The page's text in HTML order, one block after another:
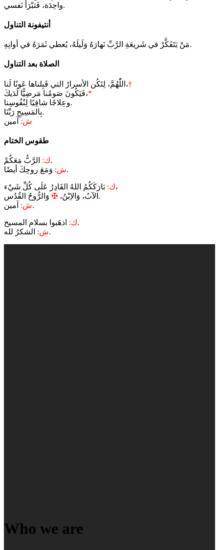
واحِدَة، فَتبْرَأَ نَفسي.
أنتيفونة التناول
مَنْ يَتَفَكَّرُ في شَريعَةِ الرَّبِّ نَهارَهُ وَلَيلَهُ، يُعطي ثَمَرَهُ في أوانِهِ.
الصلاة بعد التناول
اللّٰهُمَّ، لِتَكُن الأسرارُ التي قَبِلناها عَونًا لَنا،†
فَيَكُونَ صَومُنا مَرضِيًّا لَدَيكَ،*
وعِلاجًا شافِيًا لِنُفُوسِنا.
بِالمَسِيحِ رَبِّنَا.
ش: آمين
طقوس الختام
ك:الرَّبُّ مَعَكُمْ.
ش:وَمَعَ روحِكَ أيضًا.
ك:بَارَكَكُمُ اللهُ القَادِرُ عَلَى كُلِّ شَيْء،
الآبُ، وَالاِبْنُ، ✠
وَالرُّوحُ القُدُس.
ش:آمين.
ك:اذهَبوا بسلام المسيح.
ش:الشكرُ لله.
Who we are